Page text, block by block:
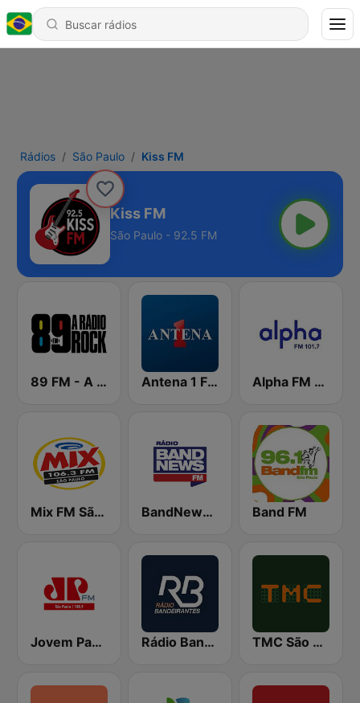
Rádios São Paulo Kiss FM
Kiss FM
São Paulo - 92.5 FM
89 FM - A Rádio Rock Antena 1 FM Alpha FM 101.7
Mix FM São Paulo BandNews FM - 96.9 SP Band FM
Jovem Pan FM São Paulo Rádio Bandeirantes TMC São Paulo